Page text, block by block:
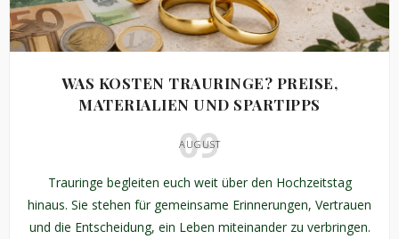
WAS KOSTEN TRAURINGE? PREISE,
MATERIALIEN UND SPARTIPPS
09
AUGUST
Trauringe begleiten euch weit über den Hochzeitstag
hinaus. Sie stehen für gemeinsame Erinnerungen, Vertrauen
und die Entscheidung, ein Leben miteinander zu verbringen.